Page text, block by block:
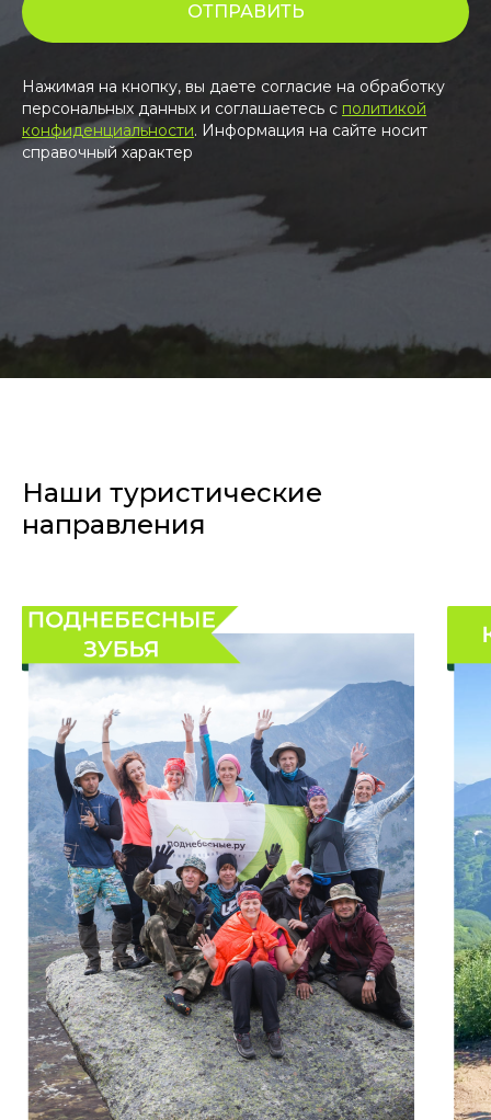
ОТПРАВИТЬ
Нажимая на кнопку, вы даете согласие на обработку
персональных данных и соглашаетесь c политикой
конфиденциальности. Информация на сайте носит
справочный характер
Наши туристические
направления